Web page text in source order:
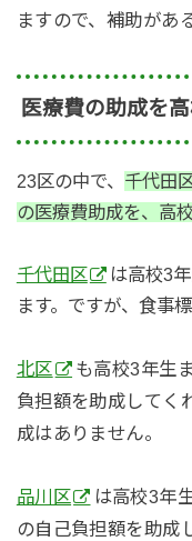
ますので、補助があ
医療費の助成を
23区の中で、 千代田
の医療費助成を、高
千代田区
は高校3
ます。ですが、食事
北区
も高校3年生
負担額を助成してく
成はありません。
品川区
は高校3年
の自己負担額を助成